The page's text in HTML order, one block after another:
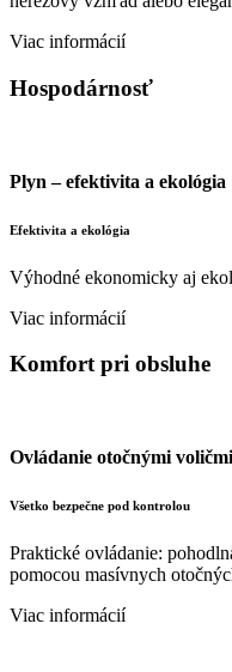
Viac informácií
Hospodárnosť
Plyn – efektivita a ekológia
Efektivita a ekológia
Výhodné ekonomicky aj
Viac informácií
Komfort pri obsluhe
Ovládanie otočnými voličmi
Všetko bezpečne pod kontrolou
Praktické ovládanie:
pomocou masívnych
Viac informácií